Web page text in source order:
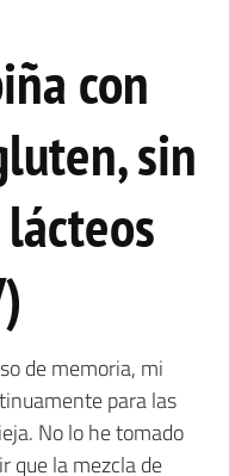
con
sin
de memoria, mi
para las
No lo he tomado
que la mezcla de